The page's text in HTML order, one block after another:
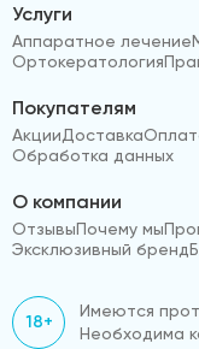
Услуги
Аппаратное лечение
Ортокератология
Покупателям
АкцииДоставка
Обработка данных
О компании
ОтзывыПочему мы
Эксклюзивный бренд
18+
Имеются
Необходима